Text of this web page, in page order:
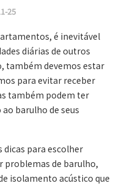
25
é inevitável
diárias de outros
também devemos estar
para evitar receber
também podem ter
barulho de seus
para escolher
problemas de barulho,
isolamento acústico que